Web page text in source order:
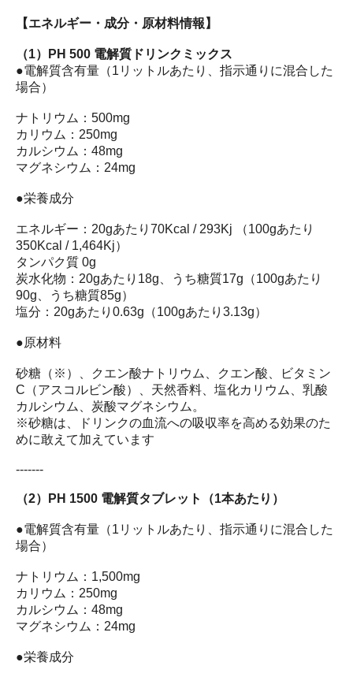
【エネルギー・成分・原材料情報】
（1）PH 500 電解質ドリンクミックス
●電解質含有量（1リットルあたり、指示通りに混合した
場合）
ナトリウム：500mg
カリウム：250mg
カルシウム：48mg
マグネシウム：24mg
●栄養成分
エネルギー：20gあたり70Kcal / 293Kj （100gあたり
350Kcal / 1,464Kj）
タンパク質 0g
炭水化物：20gあたり18g、うち糖質17g（100gあたり
90g、うち糖質85g）
塩分：20gあたり0.63g（100gあたり3.13g）
●原材料
砂糖（※）、クエン酸ナトリウム、クエン酸、ビタミン
C（アスコルビン酸）、天然香料、塩化カリウム、乳酸
カルシウム、炭酸マグネシウム。
※砂糖は、ドリンクの血流への吸収率を高める効果のた
めに敢えて加えています
-------
（2）PH 1500 電解質タブレット（1本あたり）
●電解質含有量（1リットルあたり、指示通りに混合した
場合）
ナトリウム：1,500mg
カリウム：250mg
カルシウム：48mg
マグネシウム：24mg
●栄養成分